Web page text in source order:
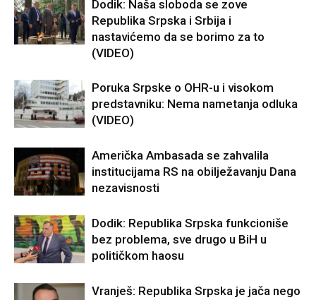
Dodik: Naša sloboda se zove
Republika Srpska i Srbija i
nastavićemo da se borimo za to
(VIDEO)
Poruka Srpske o OHR-u i visokom
predstavniku: Nema nametanja odluka
(VIDEO)
Američka Ambasada se zahvalila
institucijama RS na obilježavanju Dana
nezavisnosti
Dodik: Republika Srpska funkcioniše
bez problema, sve drugo u BiH u
političkom haosu
Vranješ: Republika Srpska je jača nego